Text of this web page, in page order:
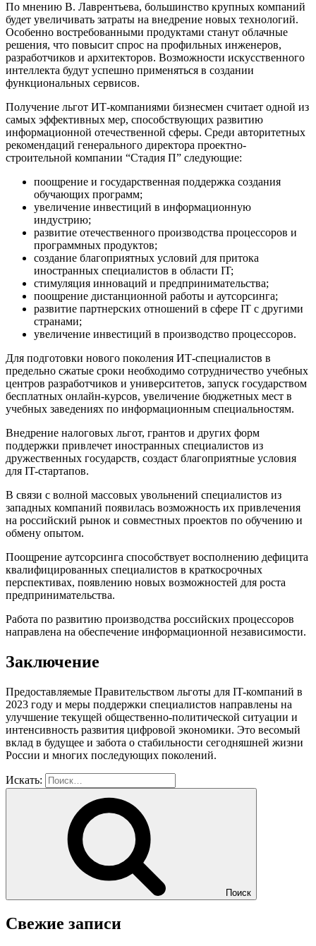
По мнению В. Лаврентьева, большинство крупных компаний
будет увеличивать затраты на внедрение новых технологий.
Особенно востребованными продуктами станут облачные
решения, что повысит спрос на профильных инженеров,
разработчиков и архитекторов. Возможности искусственного
интеллекта будут успешно применяться в создании
функциональных сервисов.
Получение льгот ИТ-компаниями бизнесмен считает одной из
самых эффективных мер, способствующих развитию
информационной отечественной сферы. Среди авторитетных
рекомендаций генерального директора проектно-
строительной компании “Стадия П” следующие:
поощрение и государственная поддержка создания
обучающих программ;
увеличение инвестиций в информационную
индустрию;
развитие отечественного производства процессоров и
программных продуктов;
создание благоприятных условий для притока
иностранных специалистов в области IT;
стимуляция инноваций и предпринимательства;
поощрение дистанционной работы и аутсорсинга;
развитие партнерских отношений в сфере IT с другими
странами;
увеличение инвестиций в производство процессоров.
Для подготовки нового поколения ИТ-специалистов в
предельно сжатые сроки необходимо сотрудничество учебных
центров разработчиков и университетов, запуск государством
бесплатных онлайн-курсов, увеличение бюджетных мест в
учебных заведениях по информационным специальностям.
Внедрение налоговых льгот, грантов и других форм
поддержки привлечет иностранных специалистов из
дружественных государств, создаст благоприятные условия
для IT-стартапов.
В связи с волной массовых увольнений специалистов из
западных компаний появилась возможность их привлечения
на российский рынок и совместных проектов по обучению и
обмену опытом.
Поощрение аутсорсинга способствует восполнению дефицита
квалифицированных специалистов в краткосрочных
перспективах, появлению новых возможностей для роста
предпринимательства.
Работа по развитию производства российских процессоров
направлена на обеспечение информационной независимости.
Заключение
Предоставляемые Правительством льготы для IT-компаний в
2023 году и меры поддержки специалистов направлены на
улучшение текущей общественно-политической ситуации и
интенсивность развития цифровой экономики. Это весомый
вклад в будущее и забота о стабильности сегодняшней жизни
России и многих последующих поколений.
Искать:
Поиск
Свежие записи